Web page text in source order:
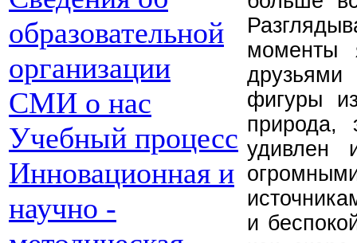
образовательной
организации
СМИ о нас
Учебный процесс
Инновационная и
научно -
моменты
фигуры
удивлен
и